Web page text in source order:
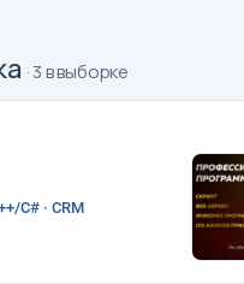
· 3 в выборке
C# · CRM